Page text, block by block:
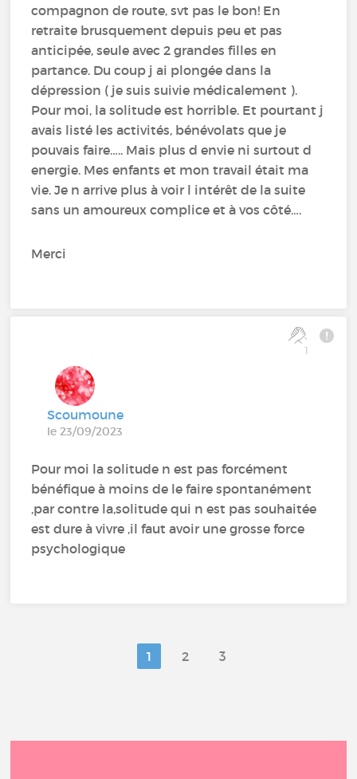
compagnon de route, svt pas le bon! En
retraite brusquement depuis peu et pas
anticipée, seule avec 2 grandes filles en
partance. Du coup j ai plongée dans la
dépression ( je suis suivie médicalement ).
Pour moi, la solitude est horrible. Et pourtant j
avais listé les activités, bénévolats que je
pouvais faire….. Mais plus d envie ni surtout d
energie. Mes enfants et mon travail était ma
vie. Je n arrive plus à voir l intérêt de la suite
sans un amoureux complice et à vos côté….
Merci
1
Scoumoune
le 23/09/2023
Pour moi la solitude n est pas forcément
bénéfique à moins de le faire spontanément
,par contre la,solitude qui n est pas souhaitée
est dure à vivre ,il faut avoir une grosse force
psychologique
1 2 3